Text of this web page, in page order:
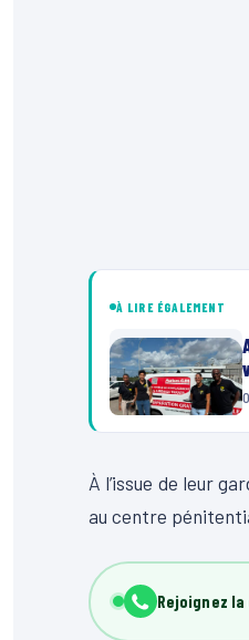
À LIRE ÉGALEMENT
À l’issue de leur
au centre
Rejoignez la